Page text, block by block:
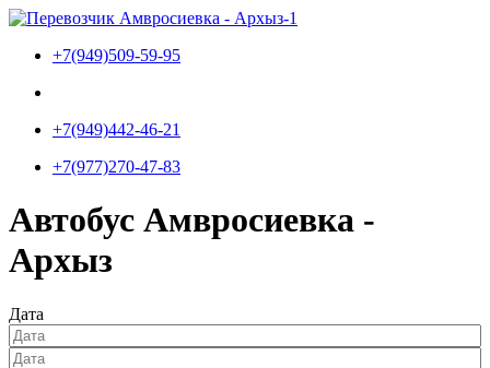
Перейти
содержимому
+7(949)509-59-95
+7(949)442-46-21
+7(977)270-47-83
Автобус Амвросиевка -
Архыз
Дата